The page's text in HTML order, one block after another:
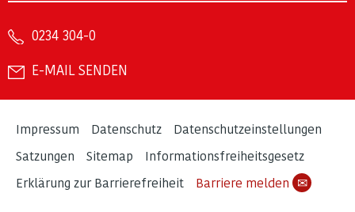
0234 304-0
E-MAIL SENDEN
Impressum Datenschutz
Datenschutzeinstellungen
Satzungen
Sitemap
Informationsfreiheitsgesetz
Erklärung zur Barrierefreiheit
Barriere melden ✉